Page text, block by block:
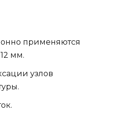
применяются
мм.
узлов